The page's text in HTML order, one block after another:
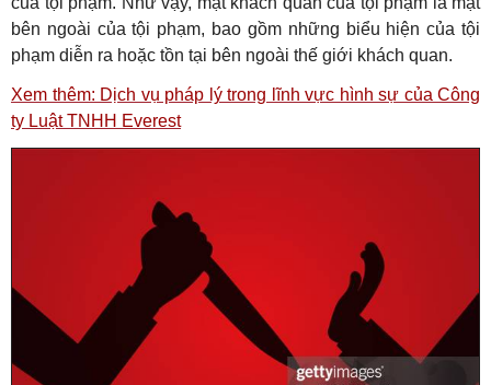
bên ngoài của tội phạm, bao gồm những biểu hiện của tội
phạm diễn ra hoặc tồn tại bên ngoài thế giới khách quan.
Xem thêm: Dịch vụ pháp lý trong lĩnh vực hình sự của Công
ty Luật TNHH Everest